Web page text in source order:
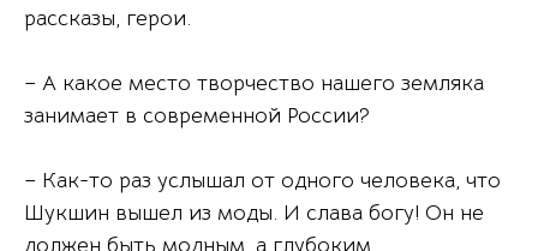
рассказы, герои.
– А какое место творчество нашего земляка
занимает в современной России?
– Как-то раз услышал от одного человека, что
Шукшин вышел из моды. И слава богу! Он не
должен быть модным, а глубоким,